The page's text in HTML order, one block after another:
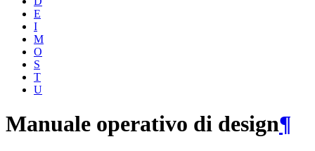
E
I
M
O
S
T
U
Manuale operativo di design¶